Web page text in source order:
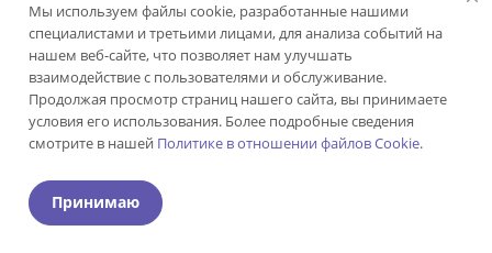
09:30 09:45 10:00
10:15 10:30 10:45
11:00 11:15 11:30
12:30
ИМЕЮТСЯ ПРОТИВОПОКАЗАНИЯ. НЕОБХОДИМА
Мы используем файлы cookie, разработанные нашими
специалистами и третьими лицами, для анализа событий на
нашем веб-сайте, что позволяет нам улучшать
взаимодействие с пользователями и обслуживание.
Продолжая просмотр страниц нашего сайта, вы принимаете
условия его использования. Более подробные сведения
смотрите в нашей Политике в отношении файлов Cookie.
Принимаю